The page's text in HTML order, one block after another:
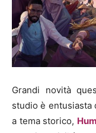
Grandi novità
studio è entusiasta
a tema storico,